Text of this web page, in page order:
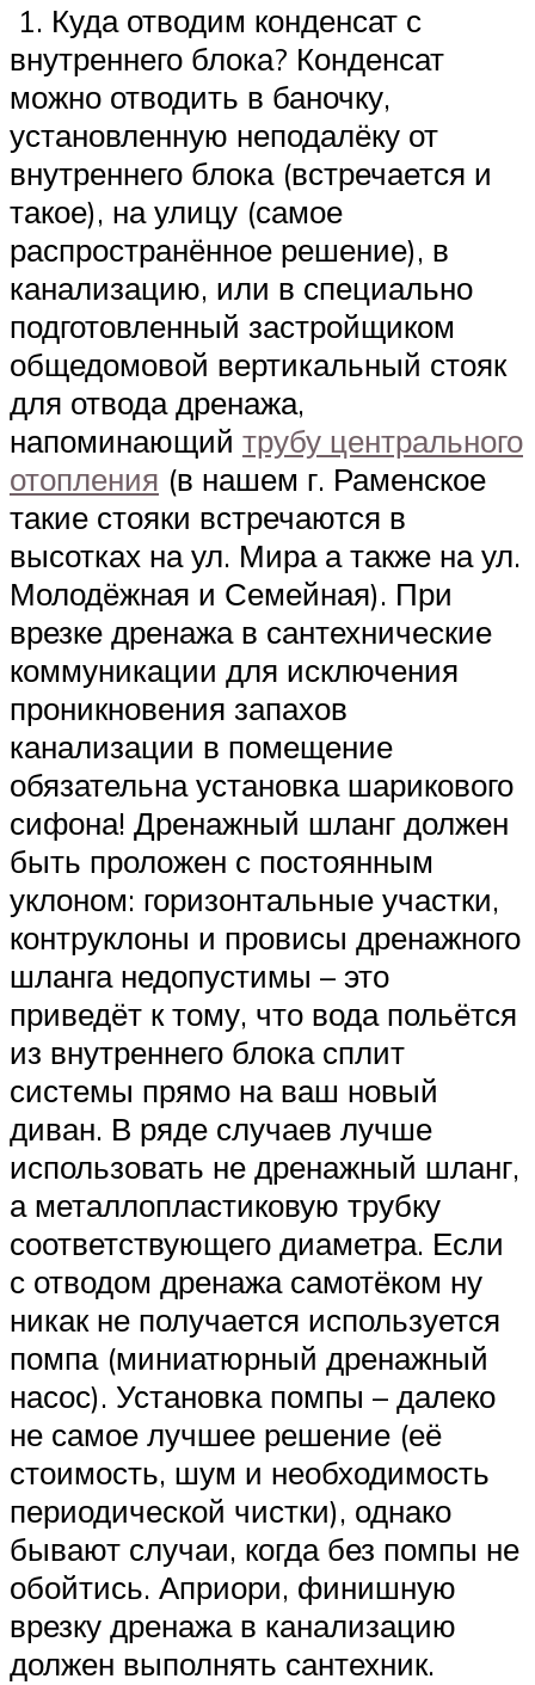
1. Куда отводим конденсат с
внутреннего блока? Конденсат
можно отводить в баночку,
установленную неподалёку от
внутреннего блока (встречается и
такое), на улицу (самое
распространённое решение), в
канализацию, или в специально
подготовленный застройщиком
общедомовой вертикальный стояк
для отвода дренажа,
напоминающий трубу центрального
отопления (в нашем г. Раменское
такие стояки встречаются в
высотках на ул. Мира а также на ул.
Молодёжная и Семейная). При
врезке дренажа в сантехнические
коммуникации для исключения
проникновения запахов
канализации в помещение
обязательна установка шарикового
сифона! Дренажный шланг должен
быть проложен с постоянным
уклоном: горизонтальные участки,
контруклоны и провисы дренажного
шланга недопустимы – это
приведёт к тому, что вода польётся
из внутреннего блока сплит
системы прямо на ваш новый
диван. В ряде случаев лучше
использовать не дренажный шланг,
а металлопластиковую трубку
соответствующего диаметра. Если
с отводом дренажа самотёком ну
никак не получается используется
помпа (миниатюрный дренажный
насос). Установка помпы – далеко
не самое лучшее решение (её
стоимость, шум и необходимость
периодической чистки), однако
бывают случаи, когда без помпы не
обойтись. Априори, финишную
врезку дренажа в канализацию
должен выполнять сантехник.